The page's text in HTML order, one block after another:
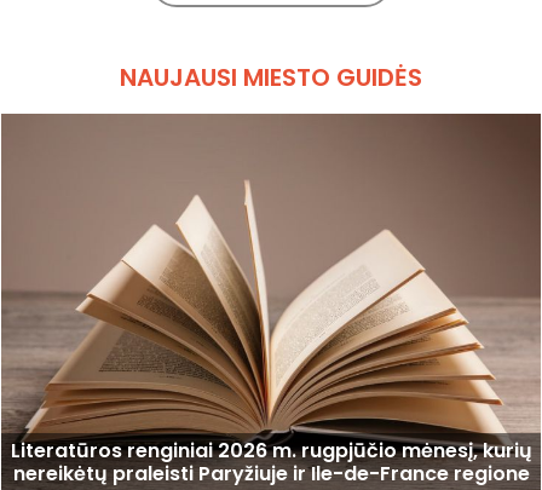
NAUJAUSI MIESTO GUIDĖS
Literatūros renginiai 2026 m. rugpjūčio mėnesį, kurių
nereikėtų praleisti Paryžiuje ir Ile-de-France regione